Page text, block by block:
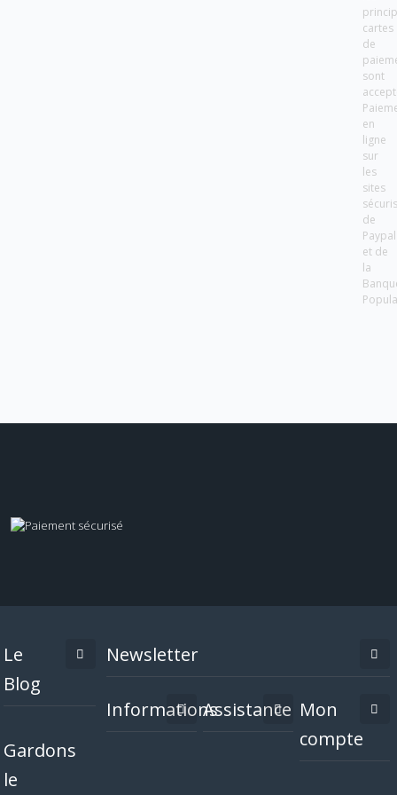
cartes
de
sont
en
ligne
sur
les
sites
de
Paypal
et de
la
Le
Blog
Gardons
le
Newsletter
InformationsAssistance Mon
compte